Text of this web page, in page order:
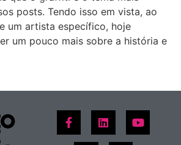
posts. Tendo isso em vista, ao
um artista específico, hoje
um pouco mais sobre a história e